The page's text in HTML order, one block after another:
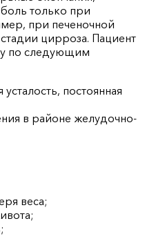
только при
при печеночной
цирроза. Пациент
по следующим
постоянная
в районе желудочно-
веса;